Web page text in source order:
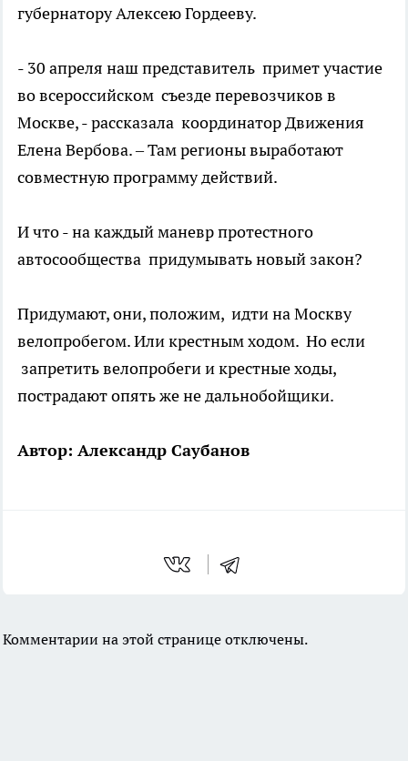
губернатору Алексею Гордееву.
- 30 апреля наш представитель примет участие
во всероссийском съезде перевозчиков в
Москве, - рассказала координатор Движения
Елена Вербова. – Там регионы выработают
совместную программу действий.
И что - на каждый маневр протестного
автосообщества придумывать новый закон?
Придумают, они, положим, идти на Москву
велопробегом. Или крестным ходом. Но если
запретить велопробеги и крестные ходы,
пострадают опять же не дальнобойщики.
Автор: Александр Саубанов
Комментарии на этой странице отключены.